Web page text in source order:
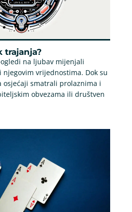
trajanja?
na ljubav mijenjali
vrijednostima. Dok su
osjećaji smatrali prolaznima i
obvezama ili društven